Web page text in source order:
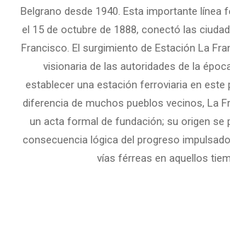
Belgrano desde 1940. Esta importante línea
el 15 de octubre de 1888, conectó las
Francisco. El surgimiento de Estación La
visionaria de las autoridades de la
establecer una estación ferroviaria en este
diferencia de muchos pueblos vecinos, La
un acta formal de fundación; su origen se
consecuencia lógica del progreso
vías férreas en aquellos